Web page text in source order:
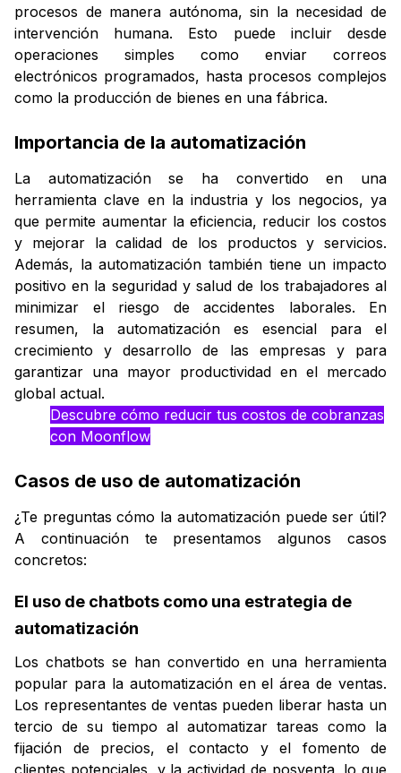
procesos de manera autónoma, sin la necesidad de
intervención humana. Esto puede incluir desde
operaciones simples como enviar correos
electrónicos programados, hasta procesos complejos
como la producción de bienes en una fábrica.
Importancia de la automatización
La automatización se ha convertido en una
herramienta clave en la industria y los negocios, ya
que permite aumentar la eficiencia, reducir los costos
y mejorar la calidad de los productos y servicios.
Además, la automatización también tiene un impacto
positivo en la seguridad y salud de los trabajadores al
minimizar el riesgo de accidentes laborales. En
resumen, la automatización es esencial para el
crecimiento y desarrollo de las empresas y para
garantizar una mayor productividad en el mercado
global actual.
Descubre cómo reducir tus costos de cobranzas
con Moonflow
Casos de uso de automatización
¿Te preguntas cómo la automatización puede ser útil?
A continuación te presentamos algunos casos
concretos:
El uso de chatbots como una estrategia de
automatización
Los chatbots se han convertido en una herramienta
popular para la automatización en el área de ventas.
Los representantes de ventas pueden liberar hasta un
tercio de su tiempo al automatizar tareas como la
fijación de precios, el contacto y el fomento de
clientes potenciales, y la actividad de posventa, lo que